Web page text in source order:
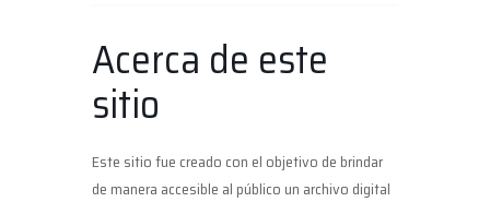
Acerca de este
sitio
Este sitio fue creado con el objetivo de brindar
de manera accesible al público un archivo digital